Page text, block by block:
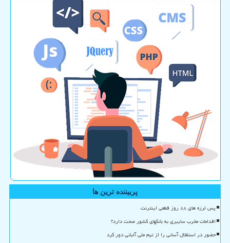
پربیننده ترین ها
پس لرزه های ۸۸ روز قطعی اینترنت
اقدامات مخرب سایبری به بانکهای کشور صحت دارد؟
حضور در استقلال آسانی را از تیم ملی آلبانی دور کرد